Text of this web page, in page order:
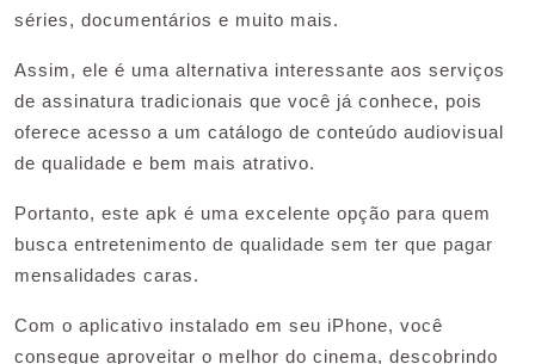
séries, documentários e muito mais.
Assim, ele é uma alternativa interessante aos serviços
de assinatura tradicionais que você já conhece, pois
oferece acesso a um catálogo de conteúdo audiovisual
de qualidade e bem mais atrativo.
Portanto, este apk é uma excelente opção para quem
busca entretenimento de qualidade sem ter que pagar
mensalidades caras.
Com o aplicativo instalado em seu iPhone, você
consegue aproveitar o melhor do cinema, descobrindo